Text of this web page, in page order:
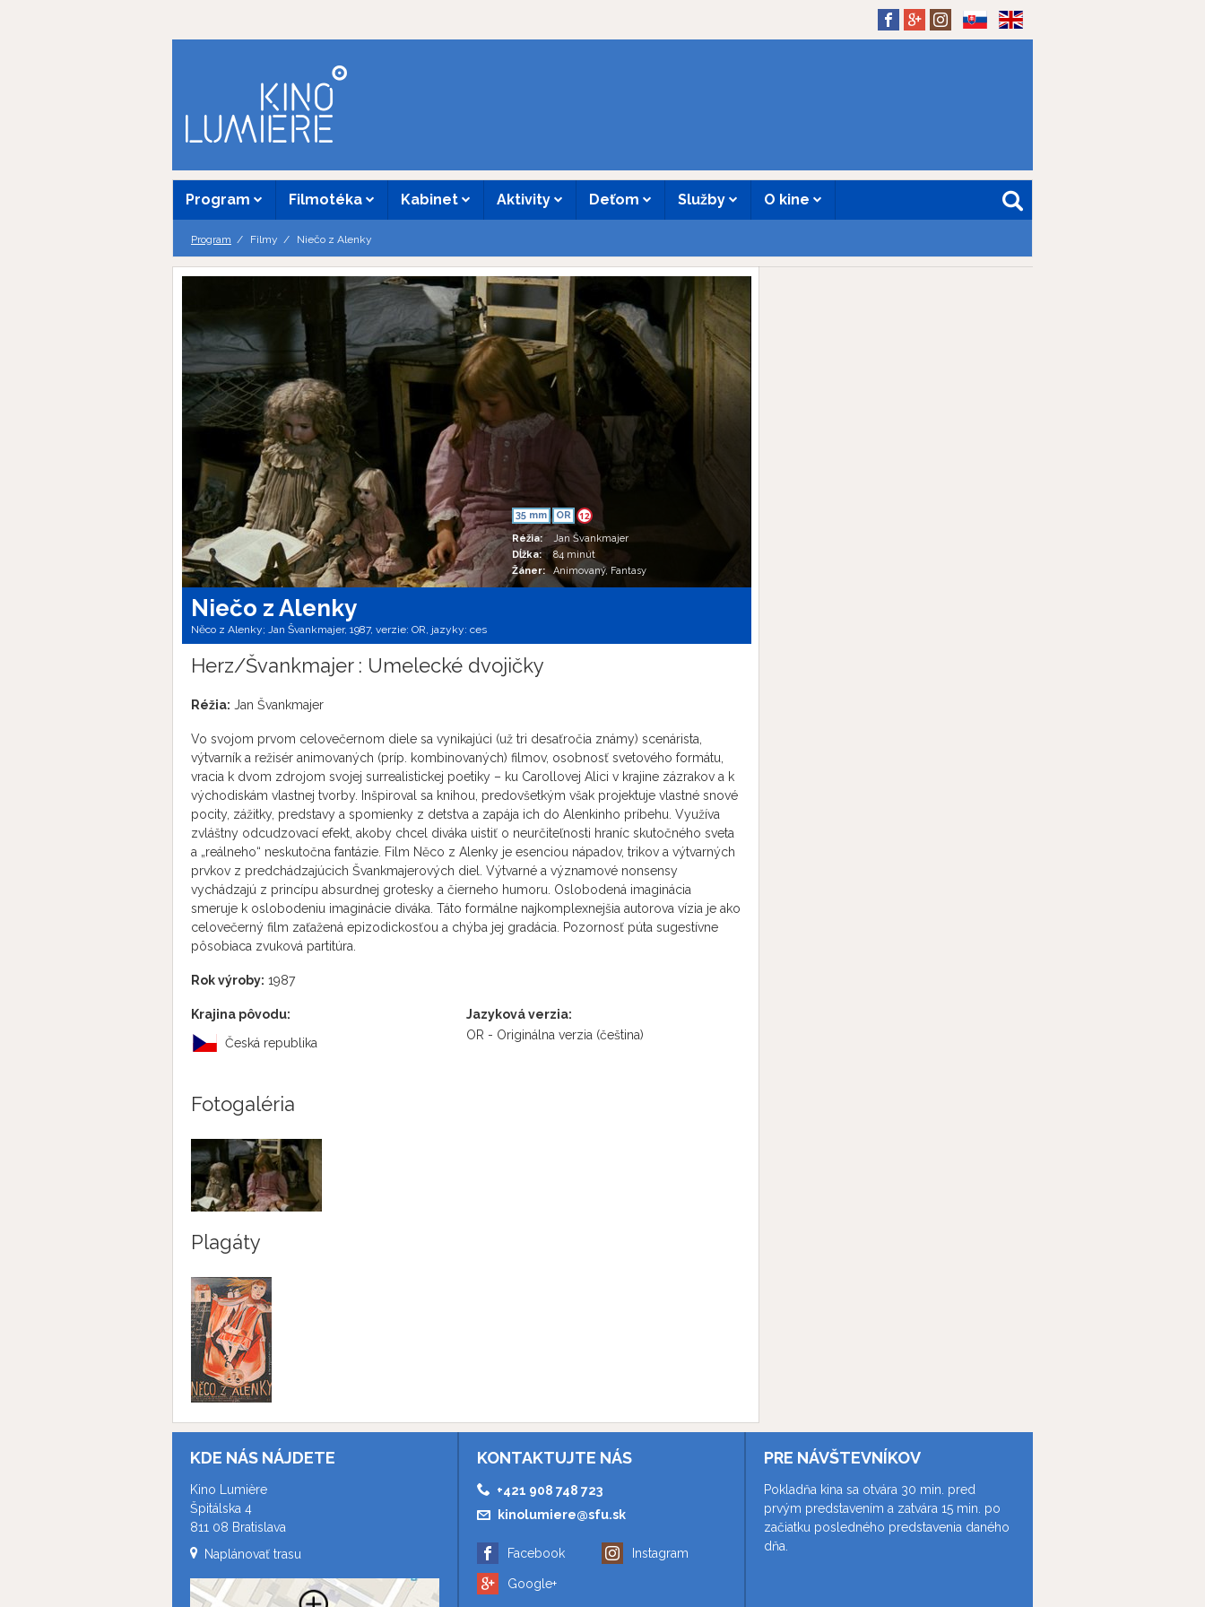
Program Filmotéka Kabinet Aktivity Deťom Služby O kine
Program Filmy Niečo z Alenky
35 mm OR 12
Réžia:
Jan Švankmajer
Dĺžka:
84 minút
Žáner:
Animovaný, Fantasy
Niečo z Alenky
Něco z Alenky; Jan Švankmajer, 1987, verzie: OR, jazyky: ces
Herz/Švankmajer : Umelecké dvojičky
Réžia: Jan Švankmajer
Vo svojom prvom celovečernom diele sa vynikajúci (už tri desaťročia známy) scenárista,
výtvarník a režisér animovaných (príp. kombinovaných) filmov, osobnosť svetového formátu,
vracia k dvom zdrojom svojej surrealistickej poetiky – ku Carollovej Alici v krajine zázrakov a k
východiskám vlastnej tvorby. Inšpiroval sa knihou, predovšetkým však projektuje vlastné snové
pocity, zážitky, predstavy a spomienky z detstva a zapája ich do Alenkinho príbehu. Využíva
zvláštny odcudzovací efekt, akoby chcel diváka uistiť o neurčiteľnosti hraníc skutočného sveta
a „reálneho“ neskutočna fantázie. Film Něco z Alenky je esenciou nápadov, trikov a výtvarných
prvkov z predchádzajúcich Švankmajerových diel. Výtvarné a významové nonsensy
vychádzajú z princípu absurdnej grotesky a čierneho humoru. Oslobodená imaginácia
smeruje k oslobodeniu imaginácie diváka. Táto formálne najkomplexnejšia autorova vízia je ako
celovečerný film zaťažená epizodickosťou a chýba jej gradácia. Pozornosť púta sugestívne
pôsobiaca zvuková partitúra.
Rok výroby: 1987
Krajina pôvodu:
Česká republika
Jazyková verzia:
OR - Originálna verzia (čeština)
Fotogaléria
Plagáty
KDE NÁS NÁJDETE
Kino Lumière
Špitálska 4
811 08 Bratislava
Naplánovať trasu
KONTAKTUJTE NÁS
+421 908 748 723
kinolumiere@sfu.sk
Facebook
Google+
Instagram
PRE NÁVŠTEVNÍKOV
Pokladňa kina sa otvára 30 min. pred
prvým predstavením a zatvára 15 min. po
začiatku posledného predstavenia daného
dňa.